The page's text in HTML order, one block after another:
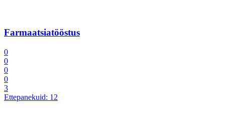
Farmaatsiatööstus
0
0
0
0
3
Ettepanekuid: 12